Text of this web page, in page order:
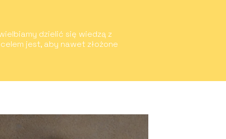
dzielić się wiedzą z
jest, aby nawet złożone